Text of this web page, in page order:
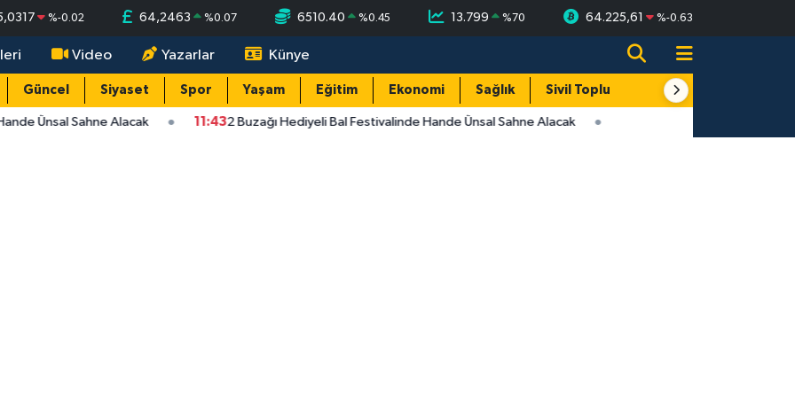
%-0.02 64,2463 %0.07 6510.40 %0.45 13.799 %70 64.225,61 %-0.63
Video Yazarlar Künye
Güncel Siyaset Spor Yaşam Eğitim Ekonomi Sağlık Sivil Toplum Turizm
Ünsal Sahne Alacak 11:432 Buzağı Hediyeli Bal Festivalinde Hande Ünsal Sahne Alacak